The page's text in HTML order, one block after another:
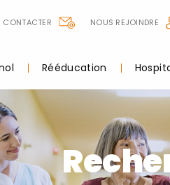
CONTACTER NOUS REJOINDRE
Rééducation